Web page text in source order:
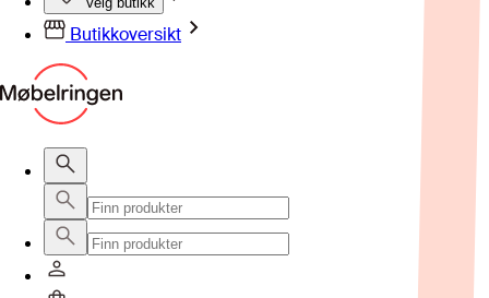
Butikkoversikt